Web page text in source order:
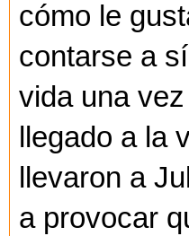
cómo le
contarse a
vida una
llegado a la
llevaron a
a provocar